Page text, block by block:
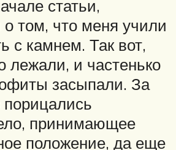
статьи,
том, что меня учили
с камнем. Так вот,
лежали, и частенько
засыпали. За
принимающее
положение, да еще